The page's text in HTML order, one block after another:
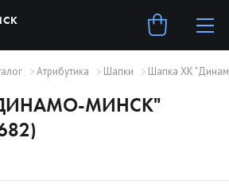
Атрибутика Шапки Шапка ХК
МИНСК"